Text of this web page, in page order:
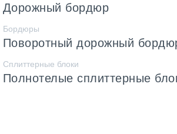
Дорожный бордюр
Бордюры
Поворотный дорожный
Сплиттерные блоки
Полнотелые сплиттерные